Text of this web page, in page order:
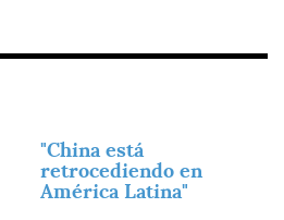
"China está
retrocediendo en
América Latina"